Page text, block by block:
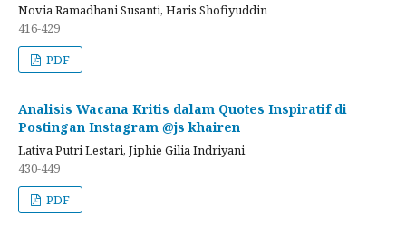
Novia Ramadhani Susanti, Haris Shofiyuddin
416-429
PDF
Analisis Wacana Kritis dalam Quotes Inspiratif di
Postingan Instagram @js khairen
Lativa Putri Lestari, Jiphie Gilia Indriyani
430-449
PDF